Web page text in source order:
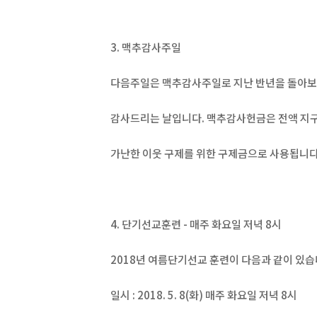
3. 맥추감사주일
다음주일은 맥추감사주일로 지난 반년을 돌아
감사드리는 날입니다. 맥추감사헌금은 전액 지
가난한 이웃 구제를 위한 구제금으로 사용됩니
4. 단기선교훈련 - 매주 화요일 저녁 8시
2018년 여름단기선교 훈련이 다음과 같이 있
일시 : 2018. 5. 8(화) 매주 화요일 저녁 8시